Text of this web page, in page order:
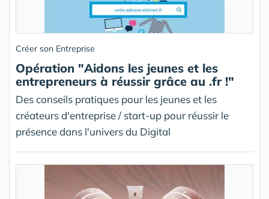
Créer son Entreprise
Opération "Aidons les jeunes et les
entrepreneurs à réussir grâce au .fr !"
Des conseils pratiques pour les jeunes et les
créateurs d'entreprise / start-up pour réussir le
présence dans l'univers du Digital